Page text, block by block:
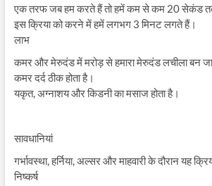
एक तरफ जब हम करते हैं तो हमें कम से कम 20 सेकंड
इस क्रिया को करने में हमें लगभग 3 मिनट लगते हैं।
लाभ
कमर और मेरुदंड में मरोड़ से हमारा मेरुदंड लचीला बन
कमर दर्द ठीक होता है।
यकृत, अग्नाशय और किडनी का मसाज होता है।
सावधानियां
गर्भावस्था, हर्निया, अल्सर और माहवारी के दौरान यह
निष्कर्ष